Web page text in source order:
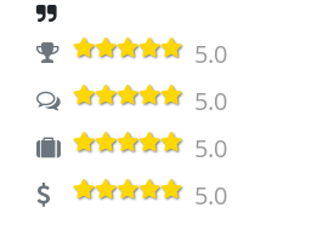
5.0
5.0
5.0
5.0